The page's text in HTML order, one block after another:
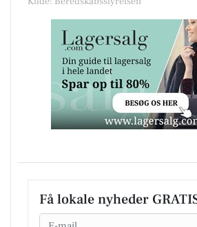
Få lokale nyheder
Email